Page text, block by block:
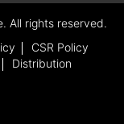
All rights reserved.
CSR Policy
Distribution